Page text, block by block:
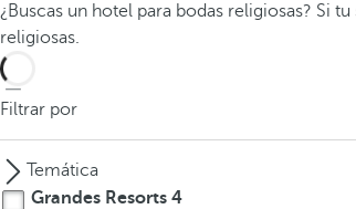
¿Buscas un hotel para bodas religiosas? Si
religiosas.
Filtrar por
Temática
Grandes Resorts 4